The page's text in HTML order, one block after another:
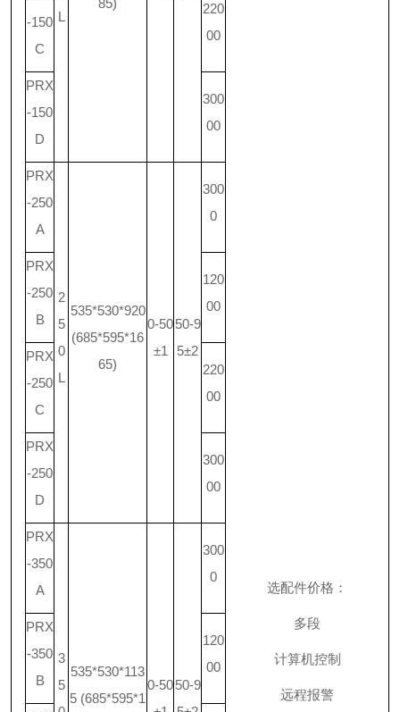
选配件价格：
多段
计算机控制
远程报警
L
85)
-150
C
220
00
PRX
-150
D
300
00
PRX
-250
A
2
5
0
L
535*530*920
(685*595*16
65)
0-50
±1
50-9
5±2
300
0
PRX
-250
B
120
00
PRX
-250
C
220
00
PRX
-250
D
300
00
PRX
-350
A
3
5
535*530*113
5 (685*595*1
0-5050-9
300
0
PRX
-350
B
120
00